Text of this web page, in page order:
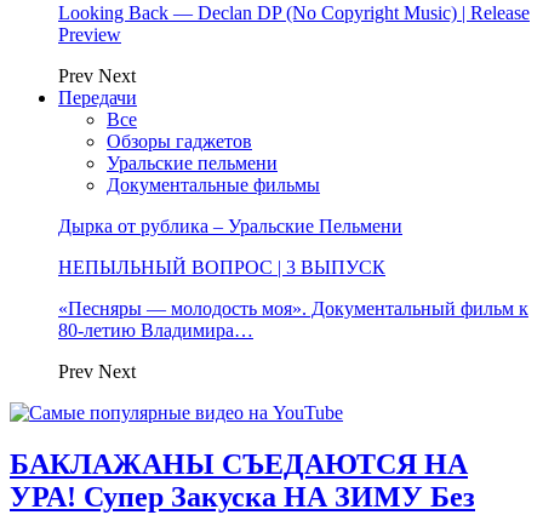
Looking Back — Declan DP (No Copyright Music) | Release
Preview
Prev Next
Передачи
Все
Обзоры гаджетов
Уральские пельмени
Документальные фильмы
Дырка от рублика – Уральские Пельмени
НЕПЫЛЬНЫЙ ВОПРОС | 3 ВЫПУСК
«Песняры — молодость моя». Документальный фильм к
80-летию Владимира…
Prev Next
БАКЛАЖАНЫ СЪЕДАЮТСЯ НА
УРА! Супер Закуска НА ЗИМУ Без